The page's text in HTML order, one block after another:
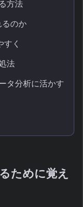
方法
るのか
く
法
タ分析に活かす
ために覚え